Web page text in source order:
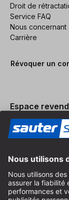
Droit de
Service FAQ
Nous concernant
Carrière
Révoquer un
Espace
Devenir
Mentions légales